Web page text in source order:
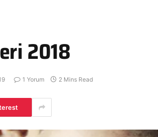
2018
1 Yorum 2 Mins Read